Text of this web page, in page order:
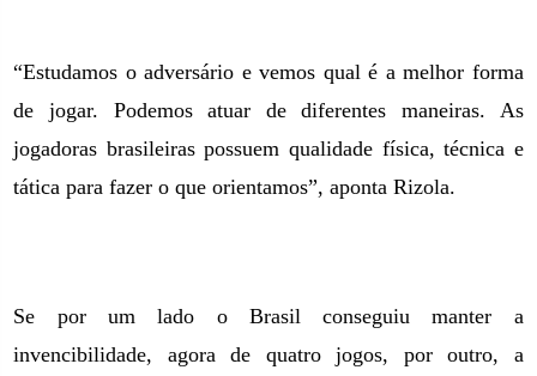
“Estudamos o adversário e vemos qual é a melhor forma
de jogar. Podemos atuar de diferentes maneiras. As
jogadoras brasileiras possuem qualidade física, técnica e
tática para fazer o que orientamos”, aponta Rizola.
Se por um lado o Brasil conseguiu manter a
invencibilidade, agora de quatro jogos, por outro, a